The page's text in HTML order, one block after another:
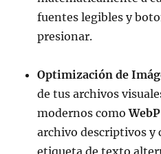
fuentes legibles y
presionar.
Optimización de
de tus archivos
modernos comoWebP
archivo descriptivos y
etiqueta de texto